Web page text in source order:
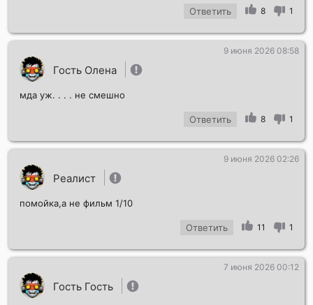
Ответить 8 1
Гость Олена
9 июня 2026 08:58
мда уж. . . . не смешно
Ответить 8 1
Реалист
9 июня 2026 02:26
помойка,а не фильм 1/10
Ответить 11 1
Гость Гость
7 июня 2026 00:12